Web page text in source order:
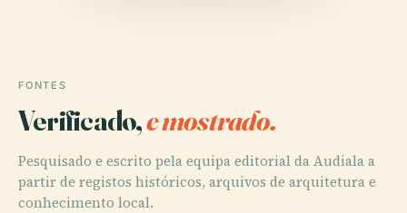
FONTES
Verificado,e mostrado.
Pesquisado e escrito pela equipa editorial da Audiala a
partir de registos históricos, arquivos de arquitetura e
conhecimento local.